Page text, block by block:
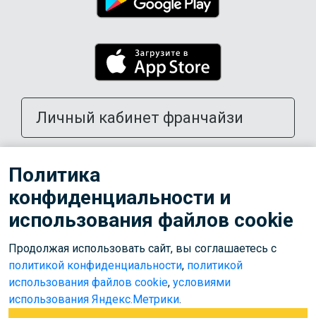
Личный кабинет франчайзи
Тренерам
© 2026 ООО «Лига»
Используем cookies для корректной работы сайта,
персонализации пользователей и других целей, предусмотренных
политикой обработки персональных данных
Политика
конфиденциальности и
использования файлов cookie
Продолжая использовать сайт, вы соглашаетесь с
политикой конфиденциальности, политикой
использования файлов cookie, условиями
использования Яндекс.Метрики.